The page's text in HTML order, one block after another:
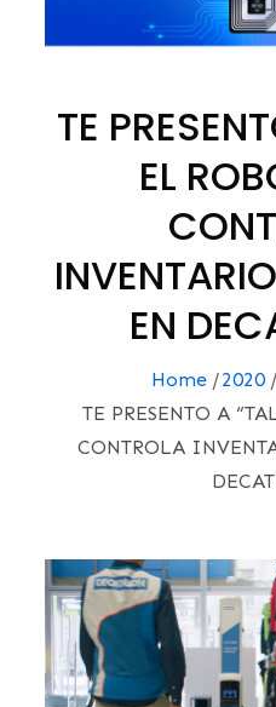
TE
EL
EN
Home 2020
TE PRESENTO A
CONTROLA